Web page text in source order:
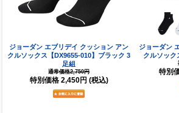
ジョーダン エブリデイ クッション アン
クルソックス【DX9655-010】ブラック 3
足組
通常価格2,750円
特別価格 2,450円 (税込)
ジョーダン
クルソック
特別